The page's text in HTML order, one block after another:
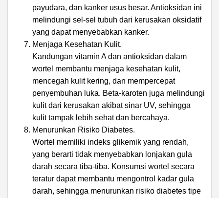
payudara, dan kanker usus besar. Antioksidan ini
melindungi sel-sel tubuh dari kerusakan oksidatif
yang dapat menyebabkan kanker.
Menjaga Kesehatan Kulit.
Kandungan vitamin A dan antioksidan dalam
wortel membantu menjaga kesehatan kulit,
mencegah kulit kering, dan mempercepat
penyembuhan luka. Beta-karoten juga melindungi
kulit dari kerusakan akibat sinar UV, sehingga
kulit tampak lebih sehat dan bercahaya.
Menurunkan Risiko Diabetes.
Wortel memiliki indeks glikemik yang rendah,
yang berarti tidak menyebabkan lonjakan gula
darah secara tiba-tiba. Konsumsi wortel secara
teratur dapat membantu mengontrol kadar gula
darah, sehingga menurunkan risiko diabetes tipe